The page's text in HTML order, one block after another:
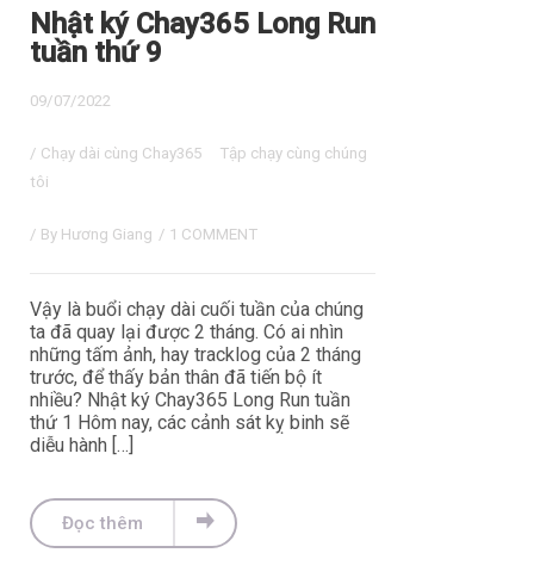
Nhật ký Chay365 Long Run
tuần thứ 9
09/07/2022
/ Chạy dài cùng Chay365
Tập chạy cùng chúng
tôi
/ By Hương Giang / 1 COMMENT
Vậy là buổi chạy dài cuối tuần của chúng
ta đã quay lại được 2 tháng. Có ai nhìn
những tấm ảnh, hay tracklog của 2 tháng
trước, để thấy bản thân đã tiến bộ ít
nhiều? Nhật ký Chay365 Long Run tuần
thứ 1 Hôm nay, các cảnh sát kỵ binh sẽ
diễu hành […]
Đọc thêm